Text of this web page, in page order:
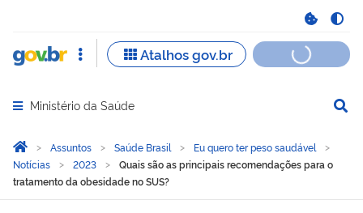
Abrir menu principal de navegação
Ministério da Saúde
Você está aqui:
Página Inicial
Assuntos Saúde Brasil
Eu quero ter peso saudável
Notícias
2023
Quais são as principais recomendações para o
tratamento da obesidade no SUS?